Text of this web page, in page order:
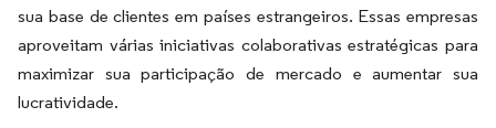
sua base de clientes em países estrangeiros. Essas empresas
aproveitam várias iniciativas colaborativas estratégicas para
maximizar sua participação de mercado e aumentar sua
lucratividade.